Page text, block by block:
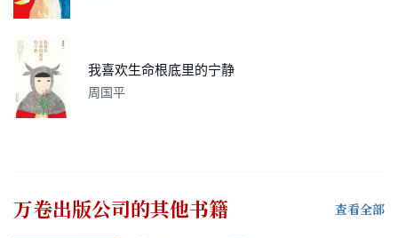
我喜欢生命根底里的宁静
周国平
万卷出版公司的其他书籍 查看全部